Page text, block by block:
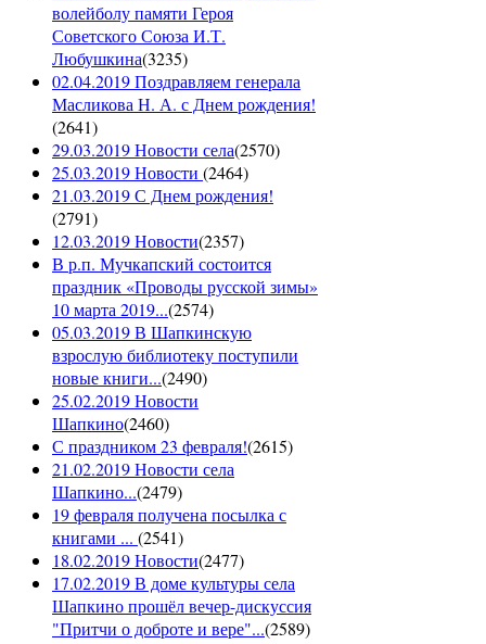
волейболу памяти Героя
Советского Союза И.Т.
Любушкина(3235)
02.04.2019 Поздравляем генерала
Масликова Н. А. с Днем рождения!
(2641)
29.03.2019 Новости села(2570)
25.03.2019 Новости (2464)
21.03.2019 С Днем рождения!
(2791)
12.03.2019 Новости(2357)
В р.п. Мучкапский состоится
праздник «Проводы русской зимы»
10 марта 2019...(2574)
05.03.2019 В Шапкинскую
взрослую библиотеку поступили
новые книги...(2490)
25.02.2019 Новости
Шапкино(2460)
С праздником 23 февраля!(2615)
21.02.2019 Новости села
Шапкино...(2479)
19 февраля получена посылка с
книгами ... (2541)
18.02.2019 Новости(2477)
17.02.2019 В доме культуры села
Шапкино прошёл вечер-дискуссия
"Притчи о доброте и вере"...(2589)